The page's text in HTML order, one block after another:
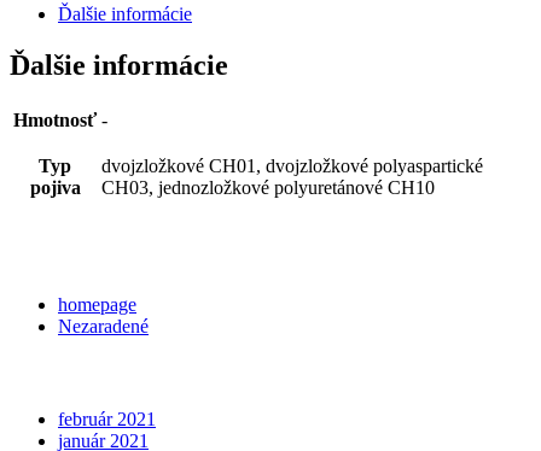
Ďalšie informácie
Ďalšie informácie
Hmotnosť -
Typ
pojiva
dvojzložkové CH01, dvojzložkové polyaspartické
CH03, jednozložkové polyuretánové CH10
homepage
Nezaradené
február 2021
január 2021